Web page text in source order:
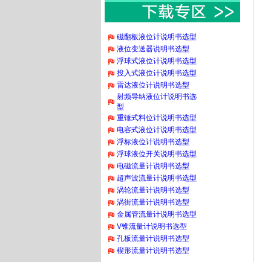
磁翻板液位计说明书选型
液位变送器说明书选型
浮球式液位计说明书选型
投入式液位计说明书选型
雷达液位计说明书选型
射频导纳液位计说明书选
型
重锤式料位计说明书选型
电容式液位计说明书选型
浮标液位计说明书选型
浮球液位开关说明书选型
电磁流量计说明书选型
超声波流量计说明书选型
涡轮流量计说明书选型
涡街流量计说明书选型
金属管流量计说明书选型
V锥流量计说明书选型
孔板流量计说明书选型
楔形流量计说明书选型